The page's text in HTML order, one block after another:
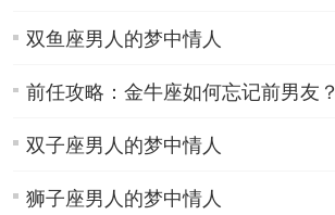
双鱼座男人的梦中情人
前任攻略：金牛座如何忘记前男友？
双子座男人的梦中情人
狮子座男人的梦中情人